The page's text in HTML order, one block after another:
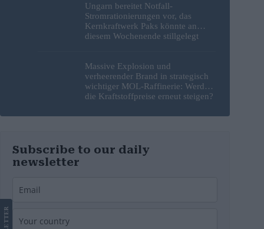
Ungarn bereitet Notfall-
Stromrationierungen vor, das
Kernkraftwerk Paks könnte an
diesem Wochenende stillgelegt
Massive Explosion und
verheerender Brand in strategisch
wichtiger MOL-Raffinerie: Werden
die Kraftstoffpreise erneut steigen?
Subscribe to our daily
newsletter
LETTER